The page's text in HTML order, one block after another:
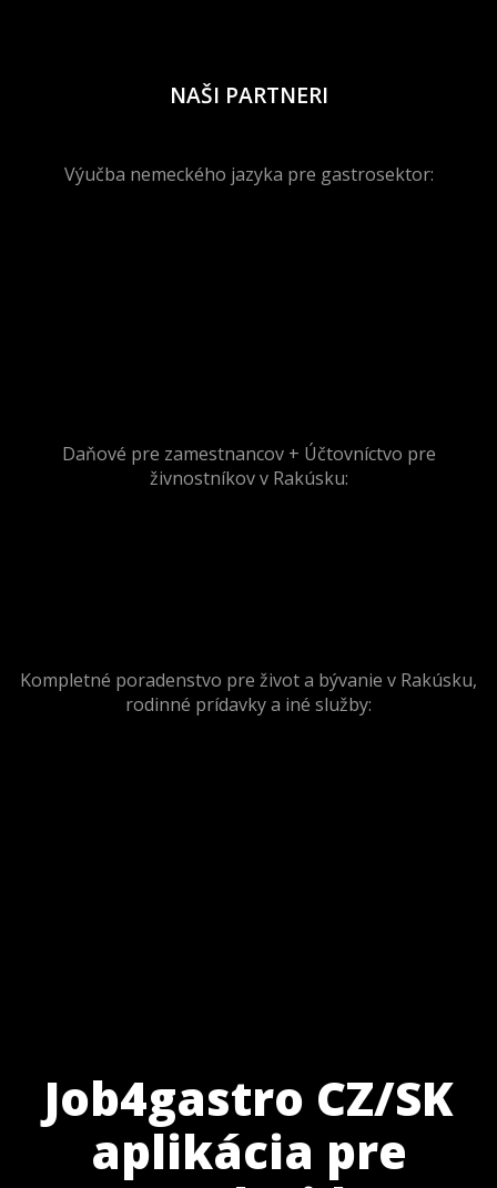
NAŠI PARTNERI
Výučba nemeckého jazyka pre gastrosektor:
Daňové pre zamestnancov + Účtovníctvo pre
živnostníkov v Rakúsku:
Kompletné poradenstvo pre život a bývanie v Rakúsku,
rodinné prídavky a iné služby:
Job4gastro CZ/SK
aplikácia pre